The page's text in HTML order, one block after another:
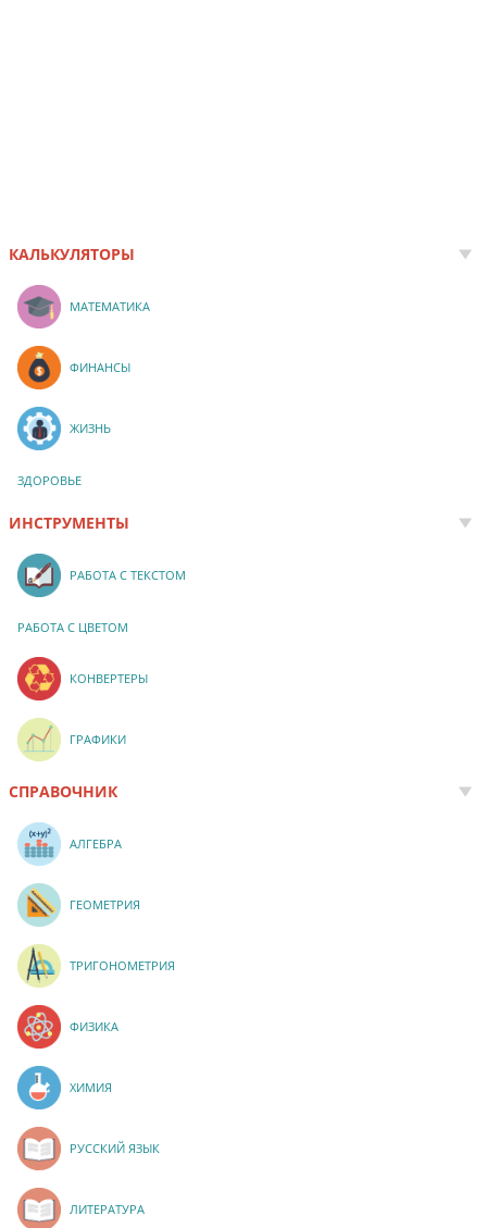
КАЛЬКУЛЯТОРЫ
МАТЕМАТИКА
ФИНАНСЫ
ЖИЗНЬ
ЗДОРОВЬЕ
ИНСТРУМЕНТЫ
РАБОТА С ТЕКСТОМ
РАБОТА С ЦВЕТОМ
КОНВЕРТЕРЫ
ГРАФИКИ
СПРАВОЧНИК
АЛГЕБРА
ГЕОМЕТРИЯ
ТРИГОНОМЕТРИЯ
ФИЗИКА
ХИМИЯ
РУССКИЙ ЯЗЫК
ЛИТЕРАТУРА